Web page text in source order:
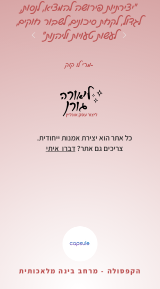
כל אתר הוא יצירת אמנות ייחודית.
צריכים גם אתר?דברו איתי
"יצירתיות פירושה להמציא, לנסות,
לגדול, לקחת סיכונים, לשבור חוקים,
לעשות טעויות וליהנות"
-מרי לו קוק
הקפסולה - מרחב בינה מלאכותית